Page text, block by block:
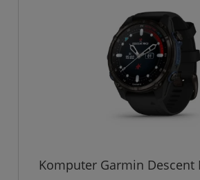
Komputer Garmin Descent